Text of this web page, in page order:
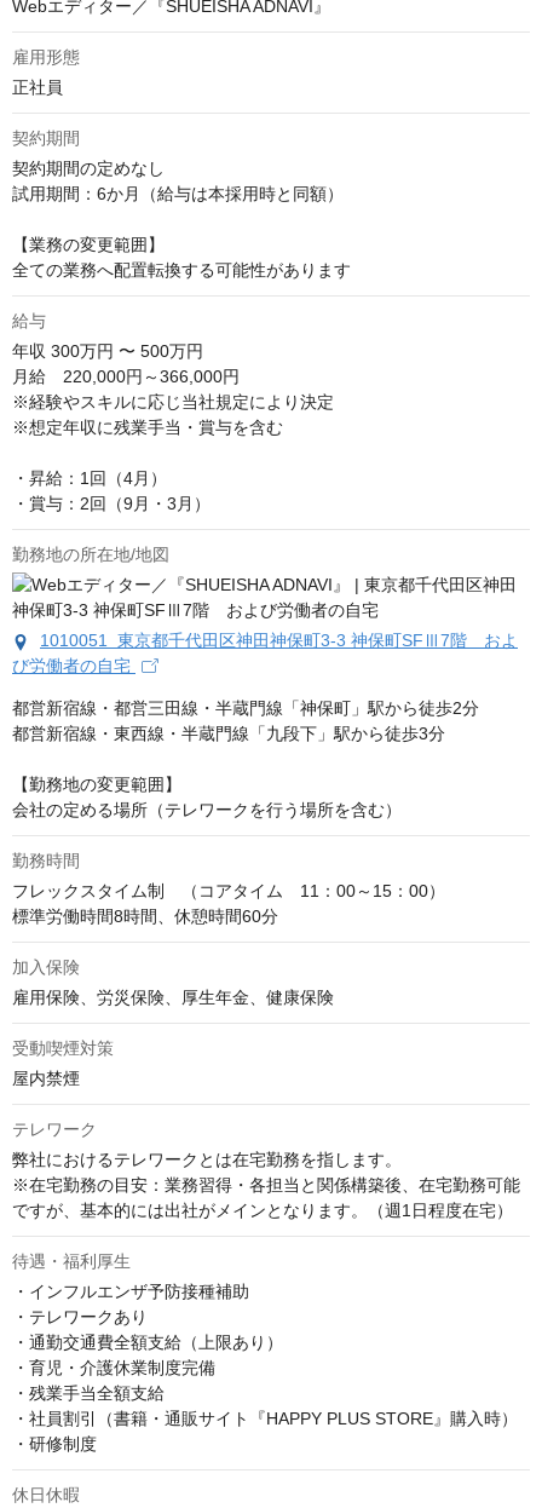
Webエディター／『SHUEISHA ADNAVI』
雇用形態
正社員
契約期間
契約期間の定めなし
試用期間：6か月（給与は本採用時と同額）
【業務の変更範囲】
全ての業務へ配置転換する可能性があります
給与
年収 300万円 〜 500万円
月給　220,000円～366,000円
※経験やスキルに応じ当社規定により決定
※想定年収に残業手当・賞与を含む
・昇給：1回（4月）
・賞与：2回（9月・3月）
勤務地の所在地/地図
1010051 東京都千代田区神田神保町3-3 神保町SFⅢ7階 およ
び労働者の自宅
都営新宿線・都営三田線・半蔵門線「神保町」駅から徒歩2分
都営新宿線・東西線・半蔵門線「九段下」駅から徒歩3分
【勤務地の変更範囲】
会社の定める場所（テレワークを行う場所を含む）
勤務時間
フレックスタイム制　（コアタイム　11：00～15：00）
標準労働時間8時間、休憩時間60分
加入保険
雇用保険、労災保険、厚生年金、健康保険
受動喫煙対策
屋内禁煙
テレワーク
弊社におけるテレワークとは在宅勤務を指します。
※在宅勤務の目安：業務習得・各担当と関係構築後、在宅勤務可能
ですが、基本的には出社がメインとなります。（週1日程度在宅）
待遇・福利厚生
・インフルエンザ予防接種補助
・テレワークあり
・通勤交通費全額支給（上限あり）
・育児・介護休業制度完備
・残業手当全額支給
・社員割引（書籍・通販サイト『HAPPY PLUS STORE』購入時）
・研修制度
休日休暇